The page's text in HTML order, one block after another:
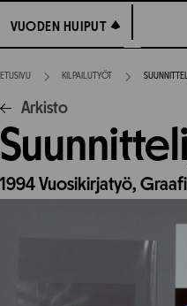
suoraan
sisältöön
VUODEN HUIPUT
VUODEN HUIPUT
ETUSIVU KILPAILUTYÖT
Arkisto
1994Vuosikirjatyö,